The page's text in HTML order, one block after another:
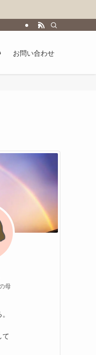
お問い合わせ
母
て